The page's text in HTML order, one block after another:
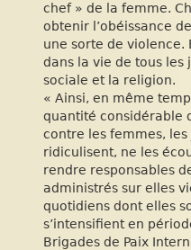
chef » de la femme.
obtenir l’obéissance
une sorte de violence.
dans la vie de tous les
sociale et la religion.
« Ainsi, en même
quantité considérable
contre les femmes,
ridiculisent, ne les
rendre responsables
administrés sur elles
quotidiens dont elles
s’intensifient en
Brigades de Paix